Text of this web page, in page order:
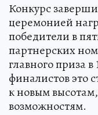
Конкурс
церемонией
победители в
партнерских
главного приза
финалистов это
к новым
возможностям.